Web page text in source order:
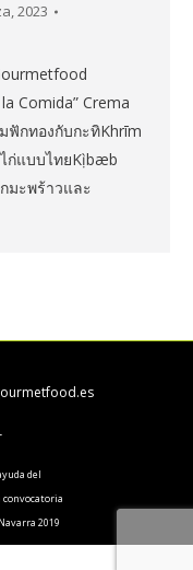
2023
Comida” Crema
ฟักทองกับกะทิKhrīm
ก่แบบไทยKị̀ bæb
มะพร้าวและ
del
2019